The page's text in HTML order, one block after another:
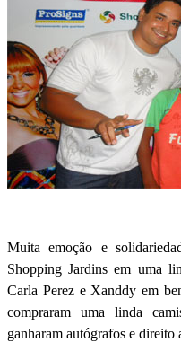
Muita emoção e
Shopping Jardins em uma
Carla Perez e Xanddy em
compraram uma linda
ganharam autógrafos e